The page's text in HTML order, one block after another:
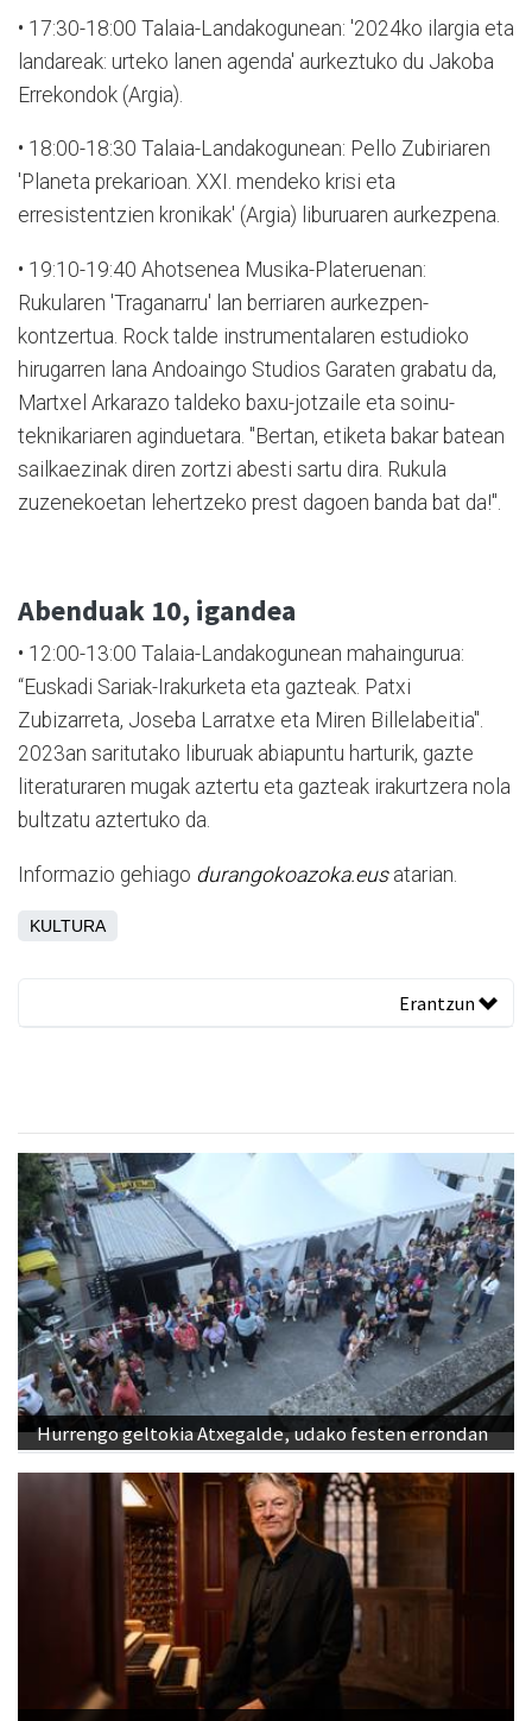
• 17:30-18:00 Talaia-Landakogunean: '2024ko ilargia eta
landareak: urteko lanen agenda' aurkeztuko du Jakoba
Errekondok (Argia).
• 18:00-18:30 Talaia-Landakogunean: Pello Zubiriaren
'Planeta prekarioan. XXI. mendeko krisi eta
erresistentzien kronikak' (Argia) liburuaren aurkezpena.
• 19:10-19:40 Ahotsenea Musika-Plateruenan:
Rukularen 'Traganarru' lan berriaren aurkezpen-
kontzertua. Rock talde instrumentalaren estudioko
hirugarren lana Andoaingo Studios Garaten grabatu da,
Martxel Arkarazo taldeko baxu-jotzaile eta soinu-
teknikariaren aginduetara. "Bertan, etiketa bakar batean
sailkaezinak diren zortzi abesti sartu dira. Rukula
zuzenekoetan lehertzeko prest dagoen banda bat da!".
Abenduak 10, igandea
• 12:00-13:00 Talaia-Landakogunean mahaingurua:
“Euskadi Sariak-Irakurketa eta gazteak. Patxi
Zubizarreta, Joseba Larratxe eta Miren Billelabeitia".
2023an saritutako liburuak abiapuntu harturik, gazte
literaturaren mugak aztertu eta gazteak irakurtzera nola
bultzatu aztertuko da.
Informazio gehiago durangokoazoka.eus atarian.
KULTURA
Erantzun
Hurrengo geltokia Atxegalde, udako festen errondan